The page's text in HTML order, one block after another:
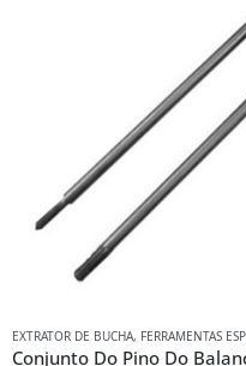
EXTRATOR DE BUCHA, FERRAMENTAS
Conjunto Do Pino Do